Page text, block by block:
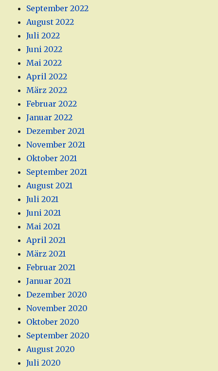
September 2022
August 2022
Juli 2022
Juni 2022
Mai 2022
April 2022
März 2022
Februar 2022
Januar 2022
Dezember 2021
November 2021
Oktober 2021
September 2021
August 2021
Juli 2021
Juni 2021
Mai 2021
April 2021
März 2021
Februar 2021
Januar 2021
Dezember 2020
November 2020
Oktober 2020
September 2020
August 2020
Juli 2020